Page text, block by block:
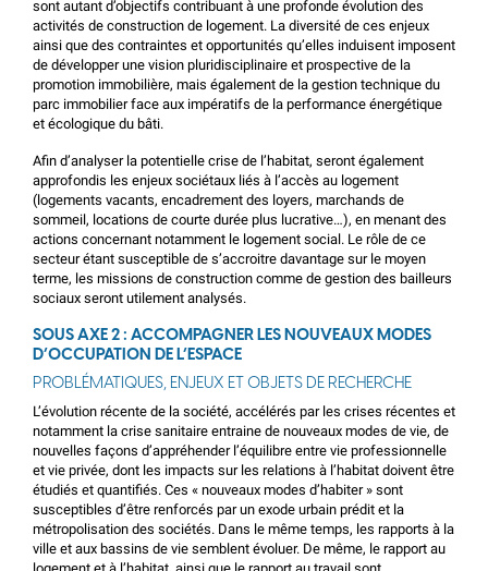
sont autant d’objectifs contribuant à une profonde évolution des
activités de construction de logement. La diversité de ces enjeux
ainsi que des contraintes et opportunités qu’elles induisent imposent
de développer une vision pluridisciplinaire et prospective de la
promotion immobilière, mais également de la gestion technique du
parc immobilier face aux impératifs de la performance énergétique
et écologique du bâti.
Afin d’analyser la potentielle crise de l’habitat, seront également
approfondis les enjeux sociétaux liés à l’accès au logement
(logements vacants, encadrement des loyers, marchands de
sommeil, locations de courte durée plus lucrative…), en menant des
actions concernant notamment le logement social. Le rôle de ce
secteur étant susceptible de s’accroitre davantage sur le moyen
terme, les missions de construction comme de gestion des bailleurs
sociaux seront utilement analysés.
SOUS AXE 2 : ACCOMPAGNER LES NOUVEAUX MODES
D’OCCUPATION DE L’ESPACE
PROBLÉMATIQUES, ENJEUX ET OBJETS DE RECHERCHE
L’évolution récente de la société, accélérés par les crises récentes et
notamment la crise sanitaire entraine de nouveaux modes de vie, de
nouvelles façons d’appréhender l’équilibre entre vie professionnelle
et vie privée, dont les impacts sur les relations à l’habitat doivent être
étudiés et quantifiés. Ces « nouveaux modes d’habiter » sont
susceptibles d’être renforcés par un exode urbain prédit et la
métropolisation des sociétés. Dans le même temps, les rapports à la
ville et aux bassins de vie semblent évoluer. De même, le rapport au